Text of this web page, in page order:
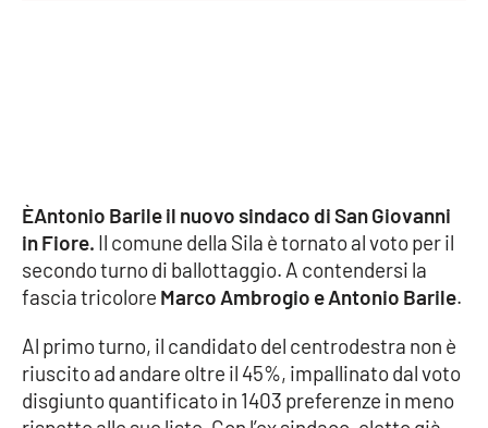
Cronaca
Cultura
Politica
ÈAntonio Barile il nuovo sindaco di San Giovanni
in Fiore. Il comune della Sila è tornato al voto per il
secondo turno di ballottaggio. A contendersi la
fascia tricolore Marco Ambrogio e Antonio Barile.
Al primo turno, il candidato del centrodestra non è
riuscito ad andare oltre il 45%, impallinato dal voto
disgiunto quantificato in 1403 preferenze in meno